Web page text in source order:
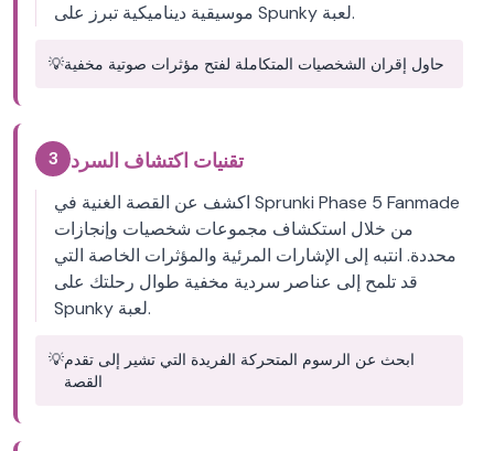
موسيقية ديناميكية تبرز على Spunky لعبة.
💡حاول إقران الشخصيات المتكاملة لفتح مؤثرات صوتية مخفية
3 تقنيات اكتشاف السرد
اكشف عن القصة الغنية في Sprunki Phase 5 Fanmade
من خلال استكشاف مجموعات شخصيات وإنجازات
محددة. انتبه إلى الإشارات المرئية والمؤثرات الخاصة التي
قد تلمح إلى عناصر سردية مخفية طوال رحلتك على
Spunky لعبة.
💡ابحث عن الرسوم المتحركة الفريدة التي تشير إلى تقدم
القصة